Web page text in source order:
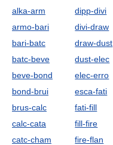
alka-arm
armo-bari
bari-batc
batc-beve
beve-bond
bond-brui
brus-calc
calc-cata
catc-cham
dipp-divi
divi-draw
draw-dust
dust-elec
elec-erro
esca-fati
fati-fill
fill-fire
fire-flan